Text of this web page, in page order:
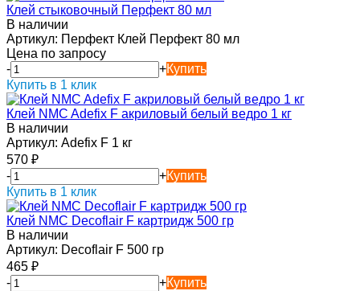
Клей стыковочный Перфект 80 мл
В наличии
Артикул: Перфект Клей Перфект 80 мл
Цена по запросу
-
+Купить
Купить в 1 клик
Клей NMC Adefix F акриловый белый ведро 1 кг
В наличии
Артикул: Adefix F 1 кг
570 ₽
-
+Купить
Купить в 1 клик
Клей NMC Decoflair F картридж 500 гр
В наличии
Артикул: Decoflair F 500 гр
465 ₽
-
+Купить